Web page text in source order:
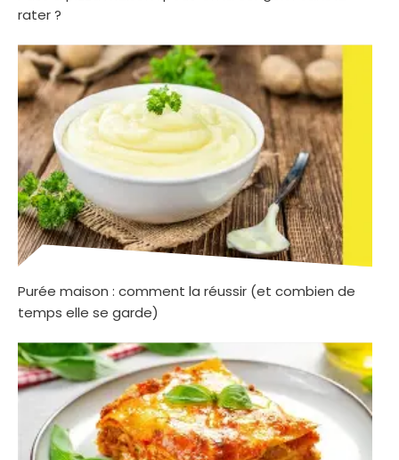
rater ?
Purée maison : comment la réussir (et combien de
temps elle se garde)